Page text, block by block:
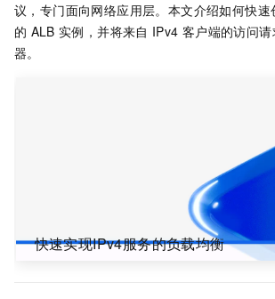
议，专门面向网络应用层。本文介绍如何快速
的 ALB 实例，并将来自 IPv4 客户端的访问
器。
快速实现IPv4服务的负载均衡